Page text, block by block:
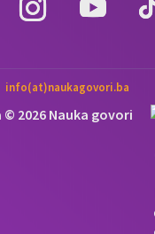
info(at)naukagovori.ba
2026 Nauka govori